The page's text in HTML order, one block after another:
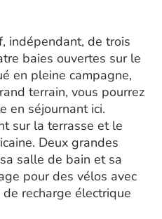
indépendant, de trois
baies ouvertes sur le
en pleine campagne,
terrain, vous pourrez
en séjournant ici.
sur la terrasse et le
Deux grandes
salle de bain et sa
pour des vélos avec
recharge électrique